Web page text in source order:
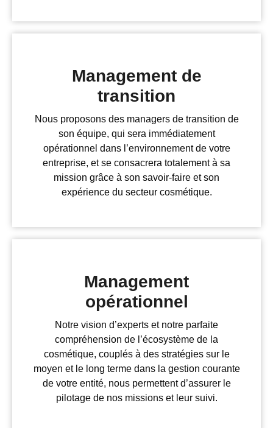
Management de
transition
Nous proposons des managers de transition de
son équipe, qui sera immédiatement
opérationnel dans l’environnement de votre
entreprise, et se consacrera totalement à sa
mission grâce à son savoir-faire et son
expérience du secteur cosmétique.
Management
opérationnel
Notre vision d’experts et notre parfaite
compréhension de l’écosystème de la
cosmétique, couplés à des stratégies sur le
moyen et le long terme dans la gestion courante
de votre entité, nous permettent d’assurer le
pilotage de nos missions et leur suivi.